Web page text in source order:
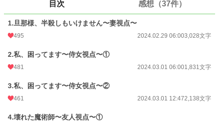
※完結後はネタバレありです。
お気に入り
24h.ポイント 142 pt
文字数
更新日時 2024.03.08 16:33
目次 感想（37件）
1.旦那様、半殺しもいけません〜妻視点〜
495 2024.02.29 06:003,028文字
2.私、困ってます〜侍女視点〜①
481 2024.03.01 06:001,831文字
3.私、困ってます〜侍女視点〜②
461 2024.03.01 12:472,138文字
4.壊れた魔術師〜友人視点〜①